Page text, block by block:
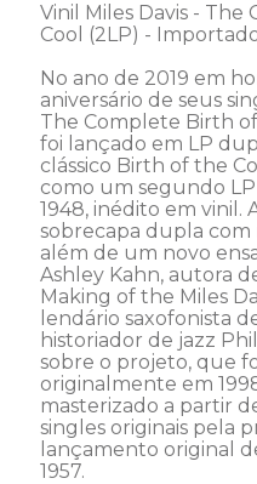
Vinil Miles Davis -
Cool (2LP) -
No ano de 2019 em
aniversário de seus
The Complete Birth
foi lançado em LP
clássico Birth of the
como um segundo
1948, inédito em vinil.
sobrecapa dupla
além de um novo
Ashley Kahn, autora
Making of the Miles
lendário saxofonista
historiador de jazz
sobre o projeto, que
originalmente em
masterizado a partir
singles originais pela
lançamento original
1957.